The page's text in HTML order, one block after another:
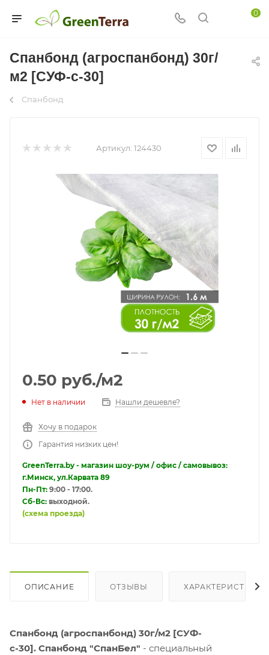
0
Спанбонд (агроспанбонд) 30г/
м2 [СУФ-с-30]
Спанбонд
Артикул: 124430
0.50 руб./м2
Нет в наличии Нашли дешевле?
Хочу в подарок
Гарантия низких цен!
GreenTerra.by - магазин шоу-рум / офис / самовывоз:
г.Минск, ул.Карвата 89
Пн-Пт: 9:00 - 17:00.
Сб-Вс: выходной.
(схема проезда)
ОПИСАНИЕ ОТЗЫВЫ ХАРАКТЕРИСТИКИ
Спанбонд (агроспанбонд) 30г/м2 [СУФ-
с-30]. Спанбонд "СпанБел" - специальный